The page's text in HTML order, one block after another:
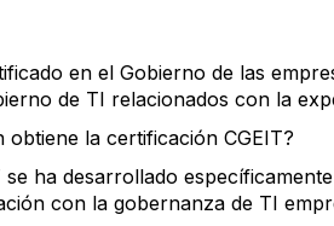
en el Gobierno de las
de TI relacionados con la
obtiene la certificación CGEIT?
se ha desarrollado
con la gobernanza de TI